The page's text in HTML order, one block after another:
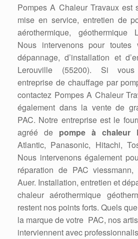
Pompes A Chaleur Travaux est
mise en service, entretien de
aérothermique, géothermique
Nous intervenons pour toutes
dépannage, d’installation et
Lerouville (55200). Si
entreprise de chauffage par
contactez Pompes A Chaleur
également dans la vente de
PAC. Notre entreprise est le
agréé de pompe à chaleur
Atlantic, Panasonic, Hitachi,
Nous intervenons également
réparation de PAC viessmann,
Auer. Installation, entretien et
chaleur aérothermique
restent nos points forts. Quels
la marque de votre PAC, nos
interviennent avec